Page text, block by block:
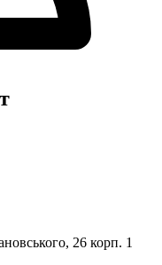
26 корп. 1